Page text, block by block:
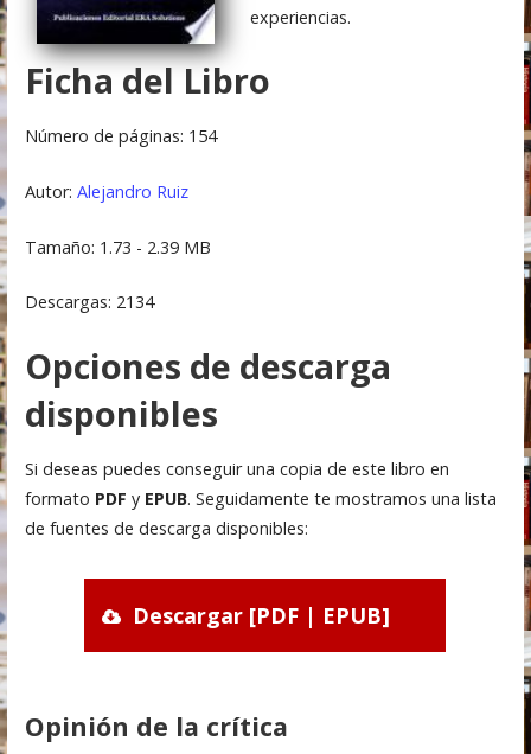
experiencias.
Ficha del Libro
Número de páginas: 154
Autor: Alejandro Ruiz
Tamaño: 1.73 - 2.39 MB
Descargas: 2134
Opciones de descarga
disponibles
Si deseas puedes conseguir una copia de este libro en
formato PDF y EPUB. Seguidamente te mostramos una lista
de fuentes de descarga disponibles:
Descargar [PDF | EPUB]
Opinión de la crítica